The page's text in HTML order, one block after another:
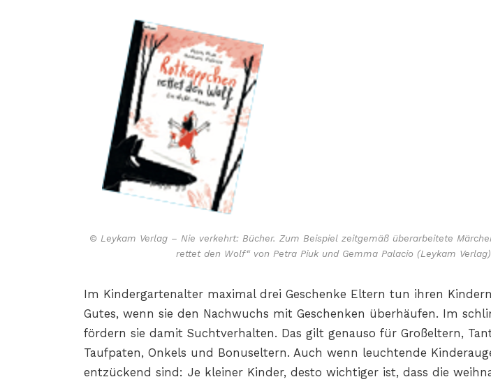
© Leykam Verlag – Nie verkehrt: Bücher. Zum Beispiel zeitgemäß überarbeitete
rettet den Wolf“ von Petra Piuk und Gemma Palacio (Leykam
Im Kindergartenalter maximal drei Geschenke Eltern tun ihren
Gutes, wenn sie den Nachwuchs mit Geschenken überhäufen. Im
fördern sie damit Suchtverhalten. Das gilt genauso für Großeltern,
Taufpaten, Onkels und Bonuseltern. Auch wenn leuchtende
entzückend sind: Je kleiner Kinder, desto wichtiger ist, dass die